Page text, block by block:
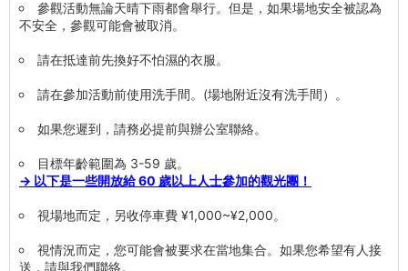
參觀活動無論天晴下雨都會舉行。但是，如果場地安全被認為
不安全，參觀可能會被取消。
請在抵達前先換好不怕濕的衣服。
請在參加活動前使用洗手間。(場地附近沒有洗手間）。
如果您遲到，請務必提前與辦公室聯絡。
目標年齡範圍為 3-59 歲。
→ 以下是一些開放給 60 歲以上人士參加的觀光團！
視場地而定，另收停車費 ¥1,000~¥2,000。
視情況而定，您可能會被要求在當地集合。如果您希望有人接
送，請與我們聯絡。